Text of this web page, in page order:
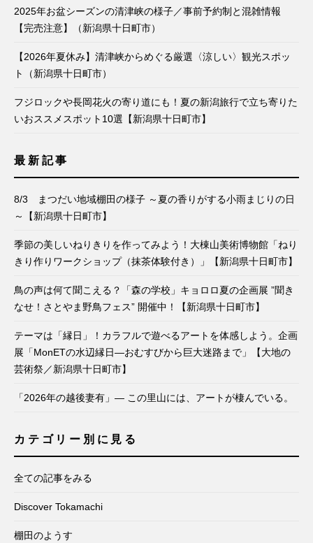
2025年お盆シーズンの清津峡の様子／事前予約制と混雑情報
【完売注意】（新潟県十日町市）
【2026年夏休み】清津峡からめぐる厳選〈涼しい〉観光スポッ
ト（新潟県十日町市）
フジロックや長岡花火の寄り道にも！夏の新潟旅行で立ち寄りた
いおススメスポット10選【新潟県十日町市】
最新記事
8/3 まつだい地域棚田の様子 ～夏の香りがする小雨まじりの日
～【新潟県十日町市】
季節の美しいねりきりを作ってみよう！大棟山美術博物館「ねり
きり作りワークショップ（抹茶体験付き）」【新潟県十日町市】
鳥の声は何て聞こえる？「森の学校」キョロロ夏の企画展 ”聞き
なせ！さとやま野鳥フェス” 開催中！【新潟県十日町市】
テーマは「縁日」！カラフルで遊べるアートを体感しよう。企画
展「MonETの水辺縁日―おむすびから巨大迷路まで」【大地の
芸術祭／新潟県十日町市】
「2026年の越後妻有」— この里山には、アートが棲んでいる。
カテゴリー別に見る
全ての記事をみる
Discover Tokamachi
棚田のようす